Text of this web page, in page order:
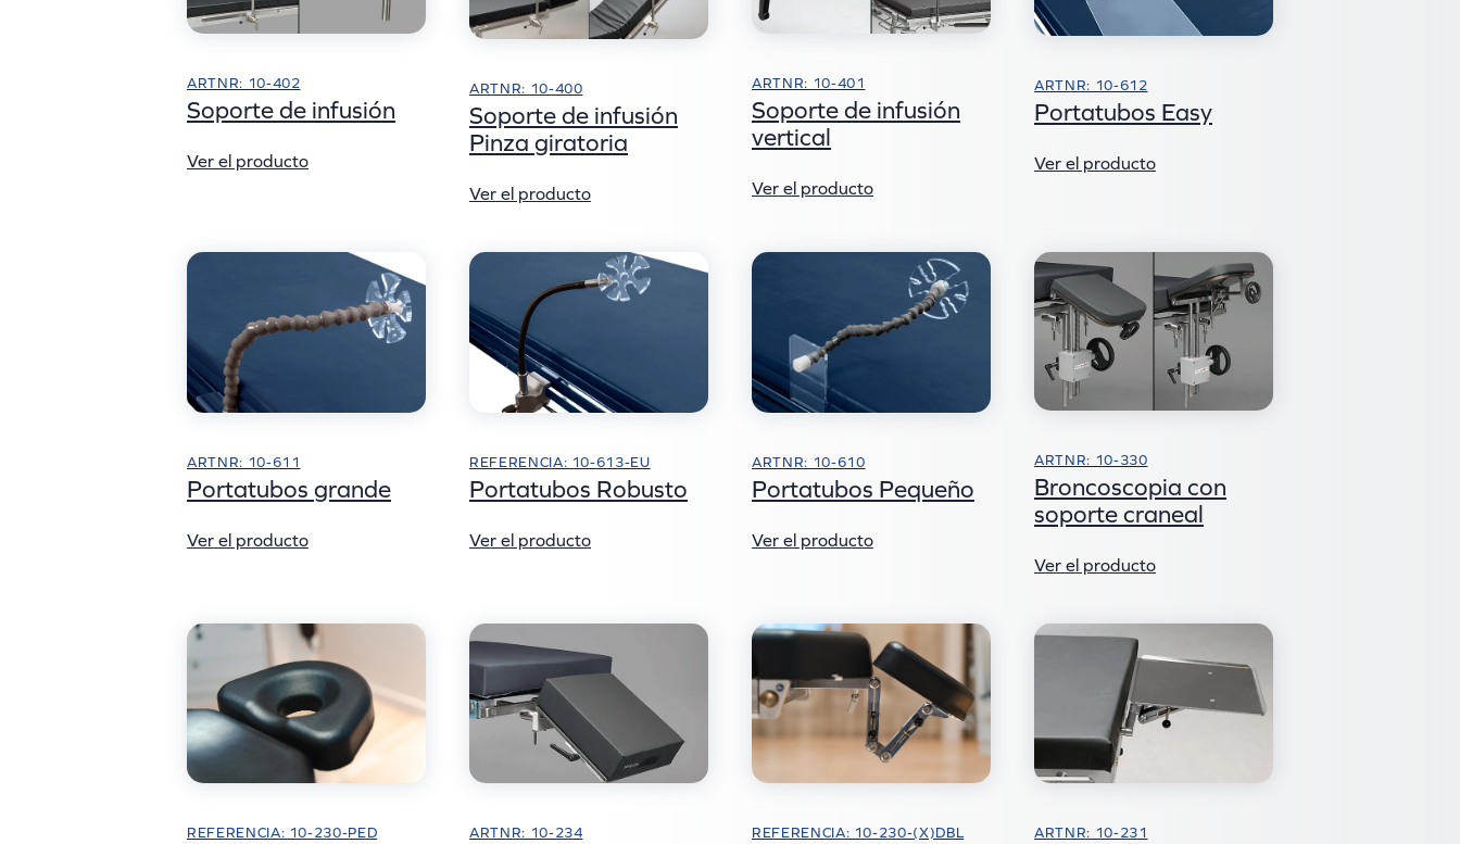
ARTNR: 10-402
Soporte de infusión
Ver el producto
ARTNR: 10-400
Soporte de infusión
Pinza giratoria
Ver el producto
ARTNR: 10-401
Soporte de infusión
vertical
Ver el producto
ARTNR: 10-612
Portatubos Easy
Ver el producto
ARTNR: 10-611
Portatubos grande
Ver el producto
REFERENCIA: 10-613-EU
Portatubos Robusto
Ver el producto
ARTNR: 10-610
Portatubos Pequeño
Ver el producto
ARTNR: 10-330
Broncoscopia con
soporte craneal
Ver el producto
REFERENCIA: 10-230-PED ARTNR: 10-234 REFERENCIA: 10-230-(X)DBL ARTNR: 10-231